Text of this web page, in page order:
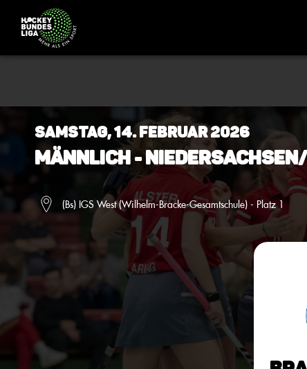
Samstag, 14. Februar 2026
Männlich -
(Bs) IGS West (Wilhelm-Bracke-Gesamtschule) - Platz 1